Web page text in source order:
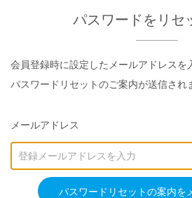
パスワードをリセ
会員登録時に設定したメールアドレスを
パスワードリセットのご案内が送信され
メールアドレス